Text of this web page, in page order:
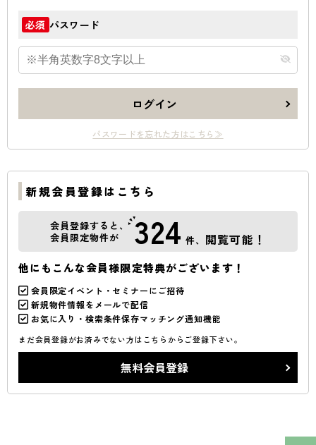
必須 パスワード
ログイン
パスワードを忘れた方はこちら≫
新規会員登録はこちら
会員登録すると、
会員限定物件が
324 件、 閲覧可能！
他にもこんな会員様限定特典がございます！
会員限定イベント・セミナーにご招待
新規物件情報をメールで配信
お気に入り・検索条件保存マッチング通知機能
まだ会員登録がお済みでない方はこちらからご登録下さい。
無料会員登録